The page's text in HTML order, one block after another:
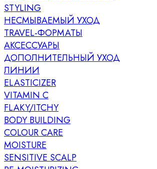
STYLING
НЕСМЫВАЕМЫЙ УХОД
TRAVEL-ФОРМАТЫ
АКСЕССУАРЫ
ДОПОЛНИТЕЛЬНЫЙ УХОД
ЛИНИИ
ELASTICIZER
VITAMIN C
FLAKY/ITCHY
BODY BUILDING
COLOUR CARE
MOISTURE
SENSITIVE SCALP